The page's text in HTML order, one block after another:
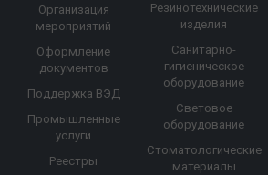
Организация
мероприятий
Оформление
документов
Поддержка ВЭД
Промышленные
услуги
Реестры
Резинотехнические
изделия
Санитарно-
гигиеническое
оборудование
Световое
оборудование
Стоматологические
материалы